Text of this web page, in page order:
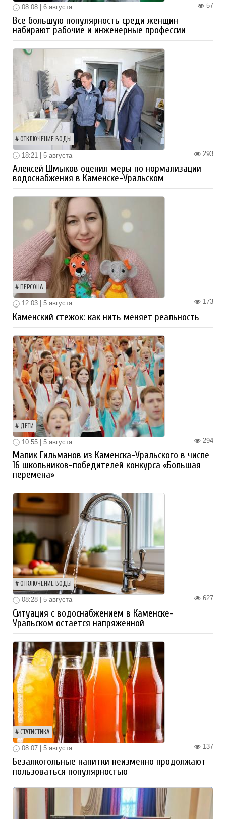
57
08:08 | 6 августа
Все большую популярность среди женщин
набирают рабочие и инженерные профессии
ОТКЛЮЧЕНИЕ ВОДЫ
293
18:21 | 5 августа
Алексей Шмыков оценил меры по нормализации
водоснабжения в Каменске-Уральском
ПЕРСОНА
173
12:03 | 5 августа
Каменский стежок: как нить меняет реальность
ДЕТИ
294
10:55 | 5 августа
Малик Гильманов из Каменска-Уральского в числе
16 школьников-победителей конкурса «Большая
перемена»
ОТКЛЮЧЕНИЕ ВОДЫ
627
08:28 | 5 августа
Ситуация с водоснабжением в Каменске-
Уральском остается напряженной
СТАТИСТИКА
137
08:07 | 5 августа
Безалкогольные напитки неизменно продолжают
пользоваться популярностью